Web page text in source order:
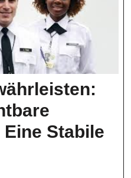
Stabile